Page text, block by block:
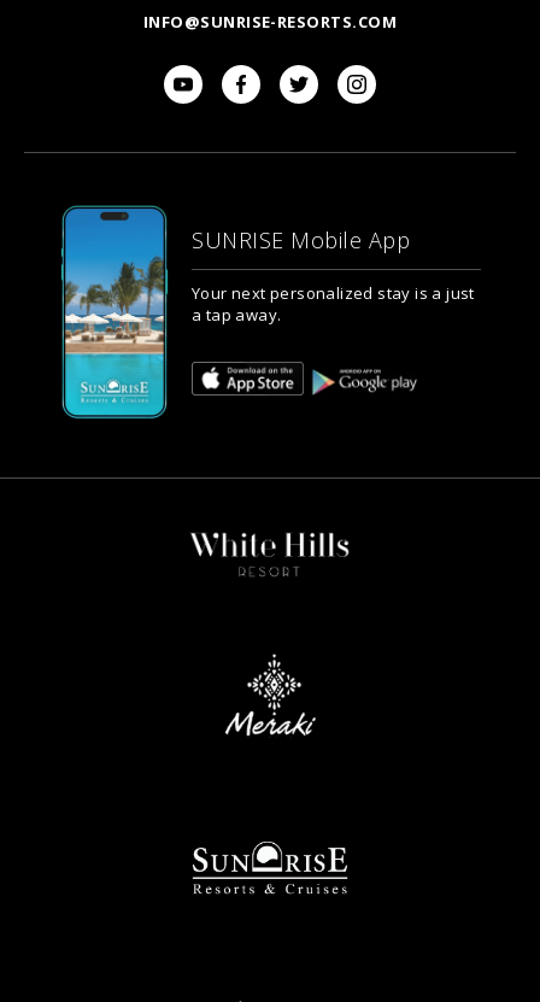
INFO@SUNRISE-RESORTS.COM
SUNRISE Mobile App
Your next personalized stay is a just
a tap away.